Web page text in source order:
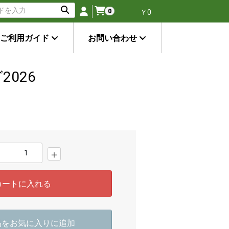
0 ￥0
ご利用ガイド お問い合わせ
＋
ートに入れる
お気に入りに追加